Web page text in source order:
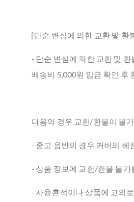
[단순 변심에 의한 교환 및 환
- 단순 변심에 의한 교환 및 환
배송비 5,000원 입금 확인 후
다음의 경우 교환/환불이 불
- 중고 음반의 경우 커버의 헤
- 상품 정보에 교환/환불 불가
- 사용흔적이나 상품에 고의